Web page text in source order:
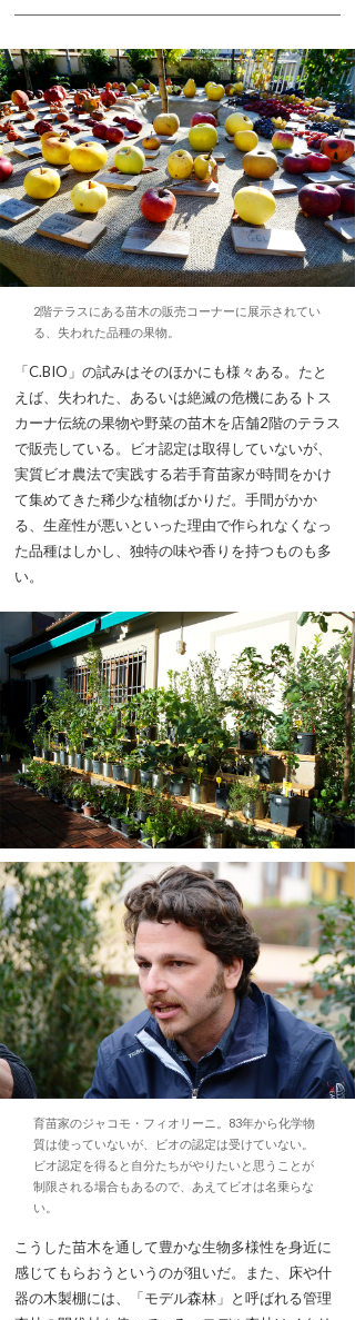
2階テラスにある苗木の販売コーナーに展示されてい
る、失われた品種の果物。
「C.BIO」の試みはそのほかにも様々ある。たと
えば、失われた、あるいは絶滅の危機にあるトス
カーナ伝統の果物や野菜の苗木を店舗2階のテラス
で販売している。ビオ認定は取得していないが、
実質ビオ農法で実践する若手育苗家が時間をかけ
て集めてきた稀少な植物ばかりだ。手間がかか
る、生産性が悪いといった理由で作られなくなっ
た品種はしかし、独特の味や香りを持つものも多
い。
育苗家のジャコモ・フィオリーニ。83年から化学物
質は使っていないが、ビオの認定は受けていない。
ビオ認定を得ると自分たちがやりたいと思うことが
制限される場合もあるので、あえてビオは名乗らな
い。
こうした苗木を通して豊かな生物多様性を身近に
感じてもらおうというのが狙いだ。また、床や什
器の木製棚には、「モデル森林」と呼ばれる管理